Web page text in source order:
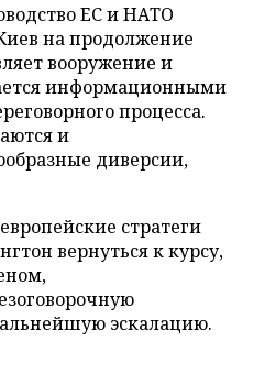
ЕС и НАТО
на продолжение
вооружение и
информационными
процесса.
и
диверсии,
стратеги
вернуться к курсу,
эскалацию.